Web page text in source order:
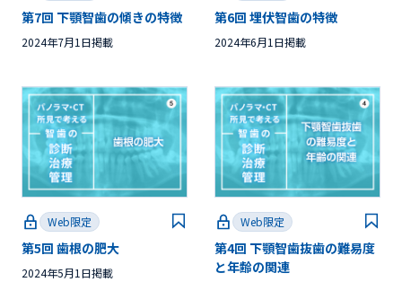
第7回 下顎智歯の傾きの特徴
2024年7月1日掲載
第6回 埋伏智歯の特徴
2024年6月1日掲載
Web限定
第5回 歯根の肥大
2024年5月1日掲載
Web限定
第4回 下顎智歯抜歯の難易度
と年齢の関連